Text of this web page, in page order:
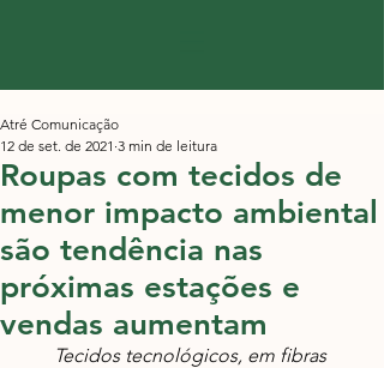
Roupas com tecidos de
menor impacto ambiental
são tendência nas
próximas estações e
vendas aumentam
Atré Comunicação
12 de set. de 2021 3 min de leitura
Tecidos tecnológicos, em fibras